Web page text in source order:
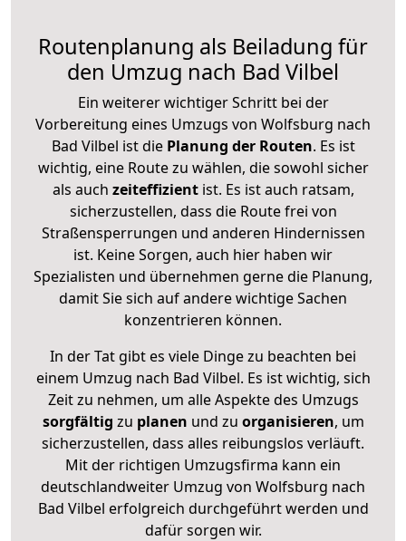
Routenplanung als Beiladung für
den Umzug nach Bad Vilbel
Ein weiterer wichtiger Schritt bei der
Vorbereitung eines Umzugs von Wolfsburg nach
Bad Vilbel ist diePlanung der Routen. Es ist
wichtig, eine Route zu wählen, die sowohl sicher
als auch zeiteffizientist. Es ist auch ratsam,
sicherzustellen, dass die Route frei von
Straßensperrungen und anderen Hindernissen
ist. Keine Sorgen, auch hier haben wir
Spezialisten und übernehmen gerne die Planung,
damit Sie sich auf andere wichtige Sachen
konzentrieren können.
In der Tat gibt es viele Dinge zu beachten bei
einem Umzug nach Bad Vilbel. Es ist wichtig, sich
Zeit zu nehmen, um alle Aspekte des Umzugs
sorgfältig zu planen und zu organisieren, um
sicherzustellen, dass alles reibungslos verläuft.
Mit der richtigen Umzugsfirma kann ein
deutschlandweiter Umzug von Wolfsburg nach
Bad Vilbel erfolgreich durchgeführt werden und
dafür sorgen wir.